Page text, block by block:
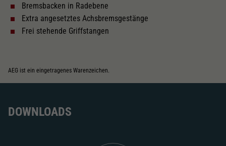
Bremsbacken in Radebene
Extra angesetztes Achsbremsgestänge
Frei stehende Griffstangen
AEG ist ein eingetragenes Warenzeichen.
DOWNLOADS